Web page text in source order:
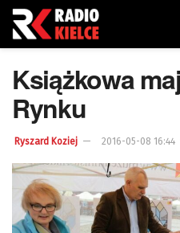
Książkowa
Rynku
Ryszard Koziej 2016-05-08 16:44